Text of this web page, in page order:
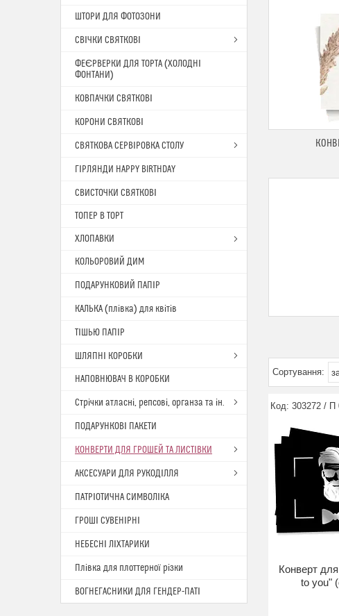
303272 / П
Конверт
to you"
ШТОРИ ДЛЯ ФОТОЗОНИ
СВІЧКИ СВЯТКОВІ
ФЕЄРВЕРКИ ДЛЯ ТОРТА (ХОЛОДНІ
ФОНТАНИ)
КОВПАЧКИ СВЯТКОВІ
КОРОНИ СВЯТКОВІ
СВЯТКОВА СЕРВІРОВКА СТОЛУ
ГІРЛЯНДИ HAPPY BIRTHDAY
СВИСТОЧКИ СВЯТКОВІ
ТОПЕР В ТОРТ
ХЛОПАВКИ
КОЛЬОРОВИЙ ДИМ
ПОДАРУНКОВИЙ ПАПІР
КАЛЬКА (плівка) для квітів
ТІШЬЮ ПАПІР
ШЛЯПНІ КОРОБКИ
НАПОВНЮВАЧ В КОРОБКИ
Стрічки атласні, репсові, органза та ін.
ПОДАРУНКОВІ ПАКЕТИ
КОНВЕРТИ ДЛЯ ГРОШЕЙ ТА ЛИСТІВКИ
АКСЕСУАРИ ДЛЯ РУКОДІЛЛЯ
ПАТРІОТИЧНА СИМВОЛІКА
ГРОШІ СУВЕНІРНІ
НЕБЕСНІ ЛІХТАРИКИ
Плівка для плоттерної різки
ВОГНЕГАСНИКИ ДЛЯ ГЕНДЕР-ПАТІ